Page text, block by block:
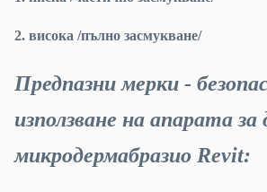
2. висока /пълно засмукване/
Предпазни мерки -
използване на апарата
микродермабразио Revit: